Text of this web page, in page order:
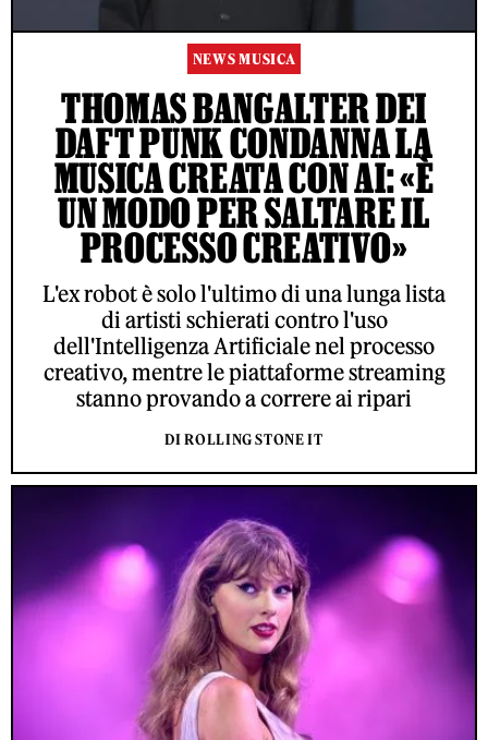
NEWS MUSICA
THOMAS BANGALTER DEI
DAFT PUNK CONDANNA LA
MUSICA CREATA CON AI: «È
UN MODO PER SALTARE IL
PROCESSO CREATIVO»
L'ex robot è solo l'ultimo di una lunga lista
di artisti schierati contro l'uso
dell'Intelligenza Artificiale nel processo
creativo, mentre le piattaforme streaming
stanno provando a correre ai ripari
DI ROLLING STONE IT